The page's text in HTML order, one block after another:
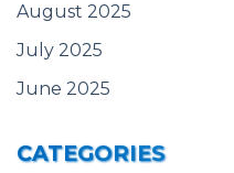
August 2025
July 2025
June 2025
CATEGORIES